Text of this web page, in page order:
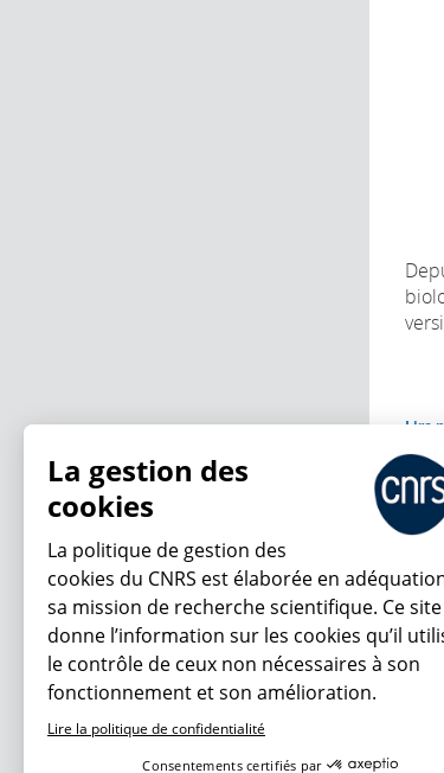
Lire
En ce moment
La gestion des
cookies
La politique de gestion des
cookies du CNRS est élaborée en
sa mission de recherche scientifique. Ce
donne l’information sur les cookies qu’il
le contrôle de ceux non nécessaires à son
fonctionnement et son amélioration.
Lire la politique de confidentialité
Consentements certifiés par